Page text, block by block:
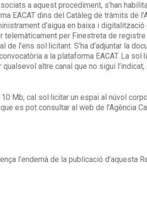
a aquest procediment, s’han
EACAT dins del Catàleg de tràmits de
d’aigua en baixa i
telemàticament per Finestreta de
l’ens sol·licitant. S’ha d’adjuntar la
a la plataforma EACAT. La
altre canal que no sigui
Mb, cal sol·licitar un espai al núvol
es pot consultar al web de l’Agència
l’endemà de la publicació d’aquesta